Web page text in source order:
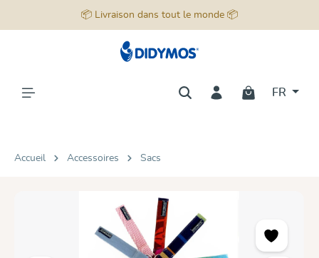
📦 Livraison dans tout le monde 📦
FR
Accueil Accessoires Sacs